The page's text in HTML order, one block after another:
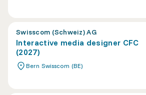
Swisscom (Schweiz) AG
Interactive media designer CFC
(2027)
Bern Swisscom (BE)